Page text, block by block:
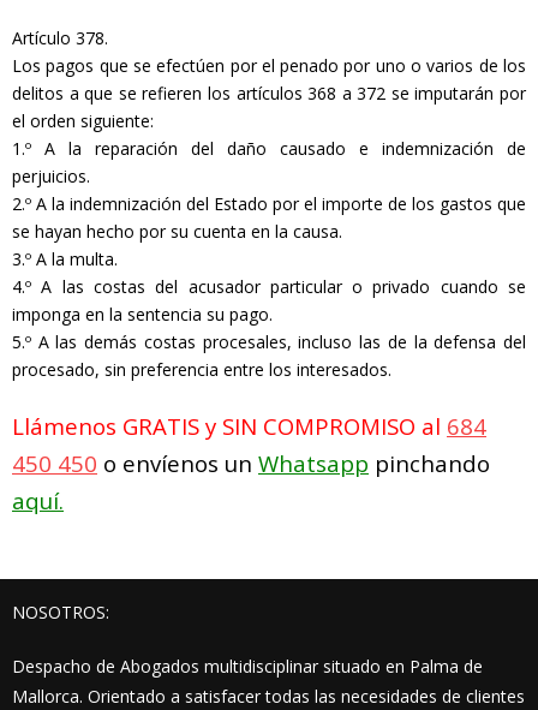
Artículo 378.
Los pagos que se efectúen por el penado por uno o varios de los
delitos a que se refieren los artículos 368 a 372 se imputarán por
el orden siguiente:
1.º A la reparación del daño causado e indemnización de
perjuicios.
2.º A la indemnización del Estado por el importe de los gastos que
se hayan hecho por su cuenta en la causa.
3.º A la multa.
4.º A las costas del acusador particular o privado cuando se
imponga en la sentencia su pago.
5.º A las demás costas procesales, incluso las de la defensa del
procesado, sin preferencia entre los interesados.
Llámenos GRATIS y SIN COMPROMISO al 684
450 450 o envíenos un Whatsapp pinchando
aquí.
NOSOTROS:
Despacho de Abogados multidisciplinar situado en Palma de
Mallorca. Orientado a satisfacer todas las necesidades de clientes